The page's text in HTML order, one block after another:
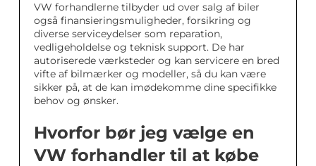
VW forhandlerne tilbyder ud over salg af biler
også finansieringsmuligheder, forsikring og
diverse serviceydelser som reparation,
vedligeholdelse og teknisk support. De har
autoriserede værksteder og kan servicere en bred
vifte af bilmærker og modeller, så du kan være
sikker på, at de kan imødekomme dine specifikke
behov og ønsker.
Hvorfor bør jeg vælge en
VW forhandler til at købe